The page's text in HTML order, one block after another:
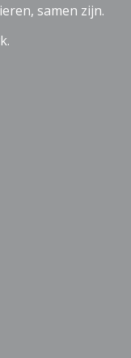
samen zijn.